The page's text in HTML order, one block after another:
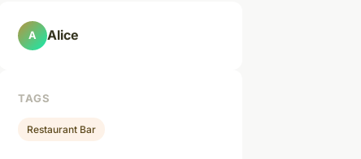
A Alice
TAGS
Restaurant Bar